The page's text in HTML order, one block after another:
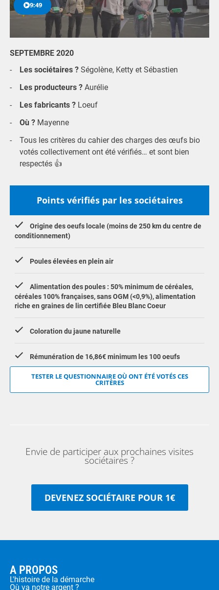
9:49
SEPTEMBRE 2020
Les sociétaires ? Ségolène, Ketty et Sébastien
Les producteurs ? Aurélie
Les fabricants ? Loeuf
Où ? Mayenne
Tous les critères du cahier des charges des œufs bio
votés collectivement ont été vérifiés… et sont bien
respectés 👍
Points vérifiés par les sociétaires
Origine des oeufs locale (moins de 250 km du centre de
conditionnement)
Poules élevées en plein air
Alimentation des poules : 50% minimum de céréales,
céréales 100% françaises, sans OGM (<0,9%), alimentation
riche en graines de lin certifiée Bleu Blanc Coeur
Coloration du jaune naturelle
Rémunération de 16,86€ minimum les 100 oeufs
TESTER LE QUESTIONNAIRE OÙ ONT ÉTÉ VOTÉS CES
CRITÈRES
Envie de participer aux prochaines visites
sociétaires ?
DEVENEZ SOCIÉTAIRE POUR 1€
A PROPOS
L'histoire de la démarche
Où va notre argent ?